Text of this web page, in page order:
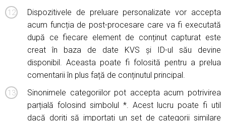
Dispozitivele de preluare personalizate vor accepta
acum funcția de post-procesare care va fi executată
după ce fiecare element de conținut capturat este
creat în baza de date KVS și ID-ul său devine
disponibil. Aceasta poate fi folosită pentru a prelua
comentarii în plus față de conținutul principal.
Sinonimele categoriilor pot accepta acum potrivirea
parțială folosind simbolul *. Acest lucru poate fi util
dacă doriți să importați un set de categorii similare